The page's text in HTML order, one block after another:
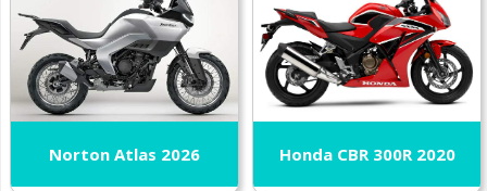
Norton Atlas 2026 Honda CBR 300R 2020